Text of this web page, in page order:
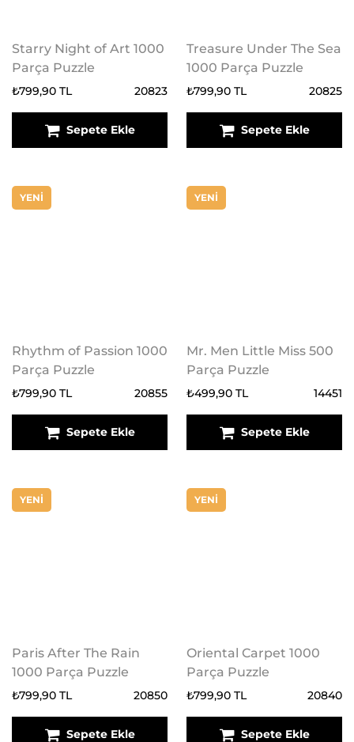
Starry Night of Art 1000
Parça Puzzle
₺799,90 TL 20823
Sepete Ekle
Treasure Under The Sea
1000 Parça Puzzle
₺799,90 TL 20825
Sepete Ekle
YENİ
Rhythm of Passion 1000
Parça Puzzle
₺799,90 TL 20855
Sepete Ekle
YENİ
Mr. Men Little Miss 500
Parça Puzzle
₺499,90 TL 14451
Sepete Ekle
YENİ
Paris After The Rain
1000 Parça Puzzle
₺799,90 TL 20850
Sepete Ekle
YENİ
Oriental Carpet 1000
Parça Puzzle
₺799,90 TL 20840
Sepete Ekle